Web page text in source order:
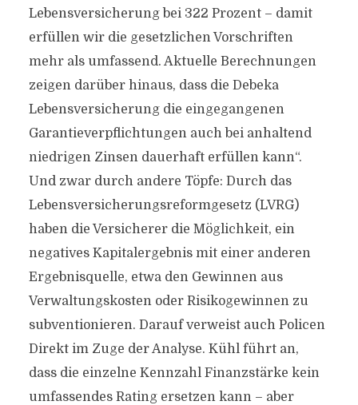
Lebensversicherung bei 322 Prozent – damit
erfüllen wir die gesetzlichen Vorschriften
mehr als umfassend. Aktuelle Berechnungen
zeigen darüber hinaus, dass die Debeka
Lebensversicherung die eingegangenen
Garantieverpflichtungen auch bei anhaltend
niedrigen Zinsen dauerhaft erfüllen kann“.
Und zwar durch andere Töpfe: Durch das
Lebensversicherungsreformgesetz (LVRG)
haben die Versicherer die Möglichkeit, ein
negatives Kapitalergebnis mit einer anderen
Ergebnisquelle, etwa den Gewinnen aus
Verwaltungskosten oder Risikogewinnen zu
subventionieren. Darauf verweist auch Policen
Direkt im Zuge der Analyse. Kühl führt an,
dass die einzelne Kennzahl Finanzstärke kein
umfassendes Rating ersetzen kann – aber